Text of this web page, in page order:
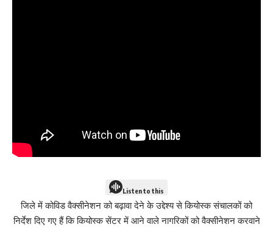
Listen to this
जिले में कोविड वैक्सीनेशन को बढ़ावा देने के उद्देश्य से कियोस्क संचालकों को
निर्देश दिए गए हैं कि कियोस्क सेंटर में आने वाले नागरिकों को वैक्सीनेशन करवाने